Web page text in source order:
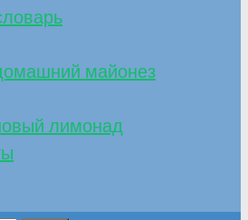
майонез
лимонад